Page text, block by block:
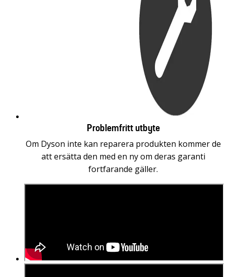
Problemfritt utbyte
Om Dyson inte kan reparera produkten kommer de
att ersätta den med en ny om deras garanti
fortfarande gäller.